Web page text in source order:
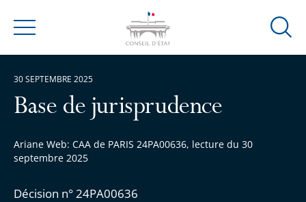
Menu
Ouvrir
Base de jurisprudence
Ariane Web: CAA de PARIS 24PA00636, lecture du 30
septembre 2025
Décision n° 24PA00636
30 SEPTEMBRE 2025